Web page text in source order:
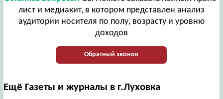
лист и медиакит, в котором представлен анализ
аудитории носителя по полу, возрасту и уровню
доходов
Обратный звонок
Ещё Газеты и журналы в г.Луховка